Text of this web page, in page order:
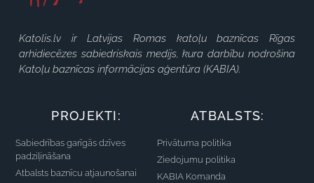
Katolis.lv ir Latvijas Romas katoļu baznīcas Rīgas
arhidiecēzes sabiedriskais medijs, kura darbību nodrošina
Katoļu baznīcas informācijas aģentūra (KABIA).
PROJEKTI:
Sabiedrības garīgās dzīves
padziļināšana
Atbalsts baznīcu atjaunošanai
ATBALSTS:
Privātuma politika
Ziedojumu politika
KABIA Komanda